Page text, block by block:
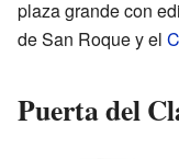
plaza grande con
de San Roque y el
Puerta del